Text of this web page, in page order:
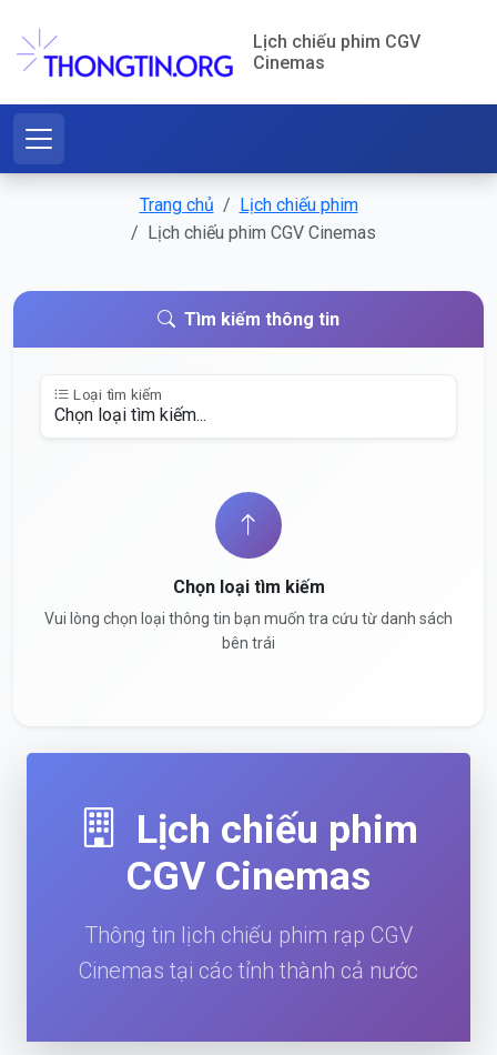
Lịch chiếu phim CGV
Cinemas
Trang chủ
Lịch chiếu phim
Lịch chiếu phim CGV Cinemas
Tìm kiếm thông tin
Loại tìm kiếm
Chọn loại tìm kiếm
Vui lòng chọn loại thông tin bạn muốn tra cứu từ danh sách
bên trái
Lịch chiếu phim
CGV Cinemas
Thông tin lịch chiếu phim rạp CGV
Cinemas tại các tỉnh thành cả nước